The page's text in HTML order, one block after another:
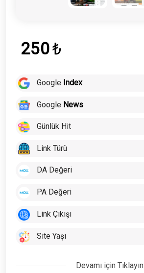
250₺
Google Index
Google News
Günlük Hit
Link Türü
DA Değeri
PA Değeri
Link Çıkışı
Site Yaşı
Devamı için Tıklayın